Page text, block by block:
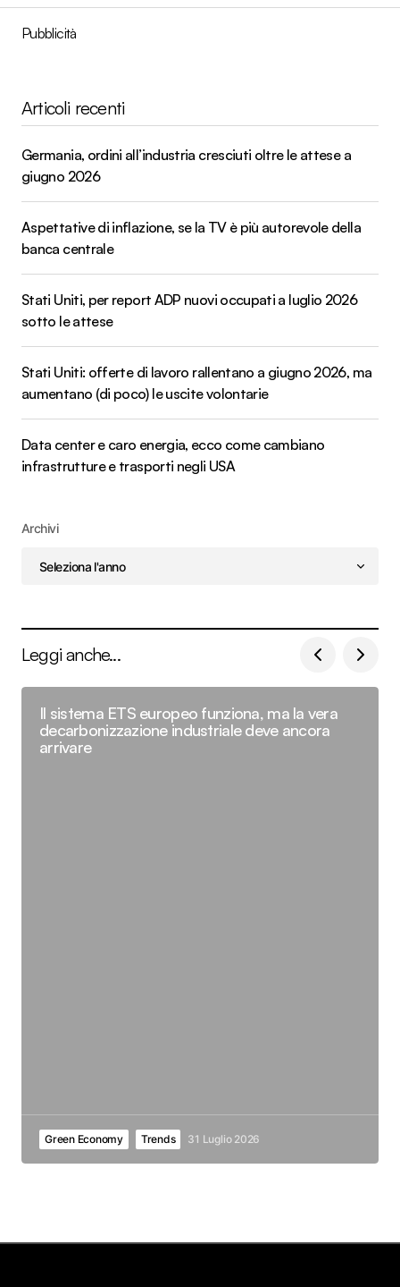
Pubblicità
Articoli recenti
Germania, ordini all’industria cresciuti oltre le attese a
giugno 2026
Aspettative di inflazione, se la TV è più autorevole della
banca centrale
Stati Uniti, per report ADP nuovi occupati a luglio 2026
sotto le attese
Stati Uniti: offerte di lavoro rallentano a giugno 2026, ma
aumentano (di poco) le uscite volontarie
Data center e caro energia, ecco come cambiano
infrastrutture e trasporti negli USA
Archivi
Leggi anche...
Il sistema ETS europeo funziona, ma la vera
decarbonizzazione industriale deve ancora
arrivare
Green Economy Trends 31 Luglio 2026